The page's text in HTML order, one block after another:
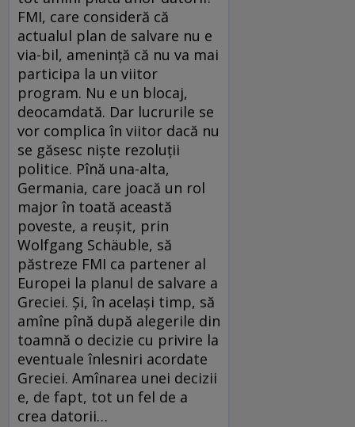
FMI, care consideră că
actualul plan de salvare nu e
via-bil, amenință că nu va mai
participa la un viitor
program. Nu e un blocaj,
deocamdată. Dar lucrurile se
vor complica în viitor dacă nu
se găsesc niște rezoluții
politice. Pînă una-alta,
Germania, care joacă un rol
major în toată această
poveste, a reușit, prin
Wolfgang Schäuble, să
păstreze FMI ca partener al
Europei la planul de salvare a
Greciei. Și, în același timp, să
amîne pînă după alegerile din
toamnă o decizie cu privire la
eventuale înlesniri acordate
Greciei. Amînarea unei decizii
e, de fapt, tot un fel de a
crea datorii…